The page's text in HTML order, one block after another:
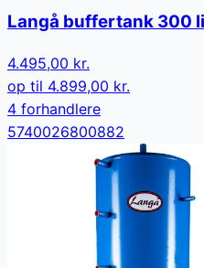
Langå buffertank 300
4.495,00 kr.
op til 4.899,00 kr.
4 forhandlere
5740026800882